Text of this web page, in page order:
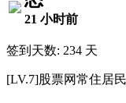
21 小时前
签到天数: 234 天
[LV.7]股票网常住居